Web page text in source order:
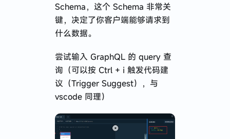
Schema，这个 Schema 非常关
键，决定了你客户端能够请求到
什么数据。
尝试输入 GraphQL 的 query 查
询（可以按 Ctrl + i 触发代码建
议（Trigger Suggest），与
vscode 同理）